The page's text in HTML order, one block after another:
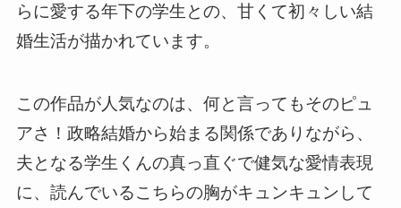
らに愛する年下の学生との、甘くて初々しい結
婚生活が描かれています。
この作品が人気なのは、何と言ってもそのピュ
アさ！政略結婚から始まる関係でありながら、
夫となる学生くんの真っ直ぐで健気な愛情表現
に、読んでいるこちらの胸がキュンキュンして